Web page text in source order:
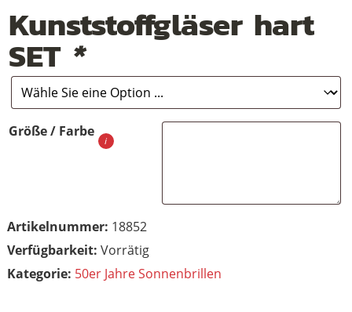
Kunststoffgläser hart
SET *
Größe / Farbe
Artikelnummer: 18852
Vorrätig
Kategorie: 50er Jahre Sonnenbrillen